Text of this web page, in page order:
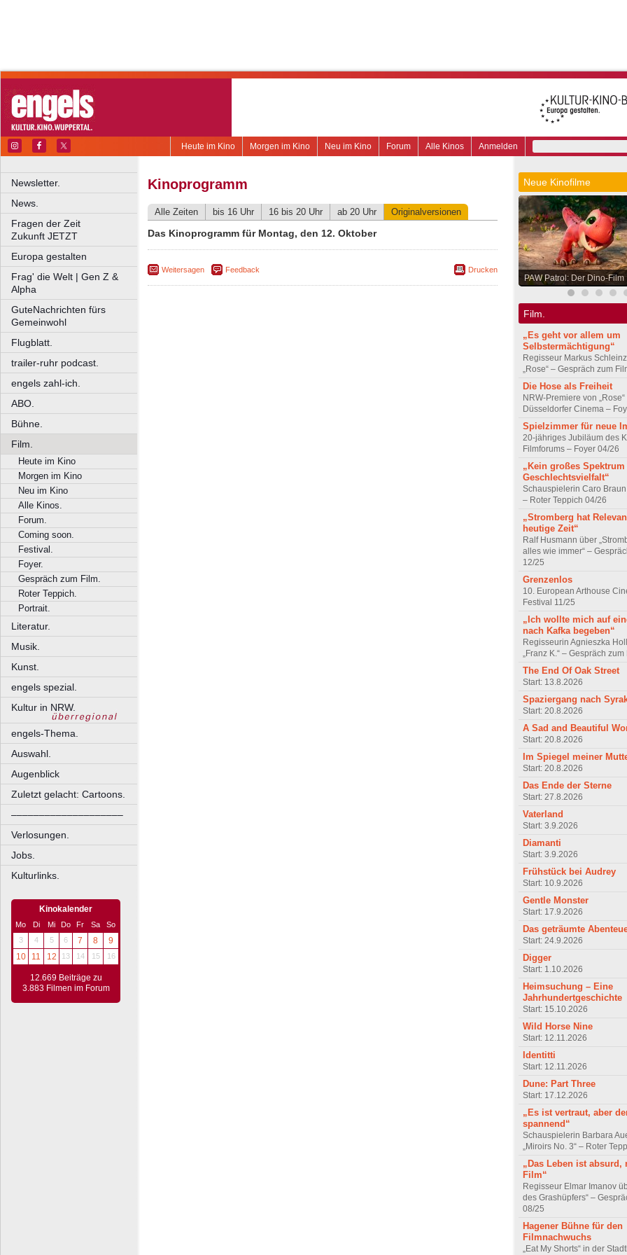
Anmelden
Alle Kinos
Forum
Neu im Kino
Morgen im Kino
Heute im Kino
Newsletter.
News.
Fragen der Zeit
Zukunft JETZT
Europa gestalten
Frag' die Welt | Gen Z &
Alpha
GuteNachrichten fürs
Gemeinwohl
Flugblatt.
trailer-ruhr podcast.
engels zahl-ich.
ABO.
Bühne.
Film.
Heute im Kino
Morgen im Kino
Neu im Kino
Alle Kinos.
Forum.
Coming soon.
Festival.
Foyer.
Gespräch zum Film.
Roter Teppich.
Portrait.
Literatur.
Musik.
Kunst.
engels spezial.
Kultur in NRW.
engels-Thema.
Auswahl.
Augenblick
Zuletzt gelacht: Cartoons.
––––––––––––––––––––
Verlosungen.
Jobs.
Kulturlinks.
Kinokalender
Mo Di Mi Do Fr Sa
So
3
4 5 6 7 8
9
10
11 12 13 14 15 16
12.669 Beiträge zu
3.883 Filmen im Forum
Kinoprogramm
Alle Zeiten bis 16 Uhr 16 bis 20 Uhr ab 20 Uhr Originalversionen
Das Kinoprogramm für Montag, den 12. Oktober
Weitersagen Feedback Drucken
Neue Kinofilme
PAW Patrol: Der Dino-Film
Film.
„Es geht vor allem um
Selbstermächtigung“
Regisseur Markus
„Rose“ – Gespräch zum
Die Hose als Freiheit
NRW-Premiere von „Rose“
Düsseldorfer Cinema –
Spielzimmer für neue
20-jähriges Jubiläum des
Filmforums – Foyer 04/26
„Kein großes Spektrum
Geschlechtsvielfalt“
Schauspielerin Caro Braun
– Roter Teppich 04/26
„Stromberg hat
heutige Zeit“
Ralf Husmann über
alles wie immer“ –
12/25
Grenzenlos
10. European Arthouse
Festival 11/25
„Ich wollte mich auf
nach Kafka begeben“
Regisseurin Agnieszka
„Franz K.“ – Gespräch
The End Of Oak Street
Start: 13.8.2026
Spaziergang nach
Start: 20.8.2026
A Sad and Beautiful
Start: 20.8.2026
Im Spiegel meiner
Start: 20.8.2026
Das Ende der Sterne
Start: 27.8.2026
Vaterland
Start: 3.9.2026
Diamanti
Start: 3.9.2026
Frühstück bei Audrey
Start: 10.9.2026
Gentle Monster
Start: 17.9.2026
Das geträumte
Start: 24.9.2026
Digger
Start: 1.10.2026
Heimsuchung – Eine
Jahrhundertgeschichte
Start: 15.10.2026
Wild Horse Nine
Start: 12.11.2026
Identitti
Start: 12.11.2026
Dune: Part Three
Start: 17.12.2026
„Es ist vertraut, aber
spannend“
Schauspielerin Barbara
„Miroirs No. 3“ – Roter
„Das Leben ist absurd,
Film“
Regisseur Elmar Imanov
des Grashüpfers“ –
08/25
Hagener Bühne für den
Filmnachwuchs
„Eat My Shorts“ in der